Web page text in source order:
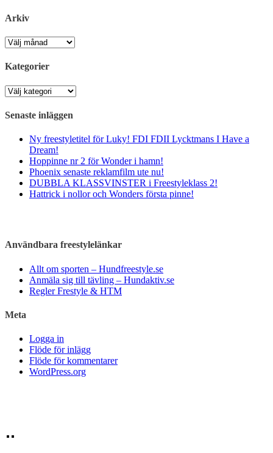
Arkiv
Arkiv
Kategorier
Kategorier
Senaste inläggen
Ny freestyletitel för Luky! FDI FDII Lycktmans I Have a
Dream!
Hoppinne nr 2 för Wonder i hamn!
Phoenix senaste reklamfilm ute nu!
DUBBLA KLASSVINSTER i Freestyleklass 2!
Hattrick i nollor och Wonders första pinne!
Användbara freestylelänkar
Allt om sporten – Hundfreestyle.se
Anmäla sig till tävling – Hundaktiv.se
Regler Frestyle & HTM
Meta
Logga in
Flöde för inlägg
Flöde för kommentarer
WordPress.org